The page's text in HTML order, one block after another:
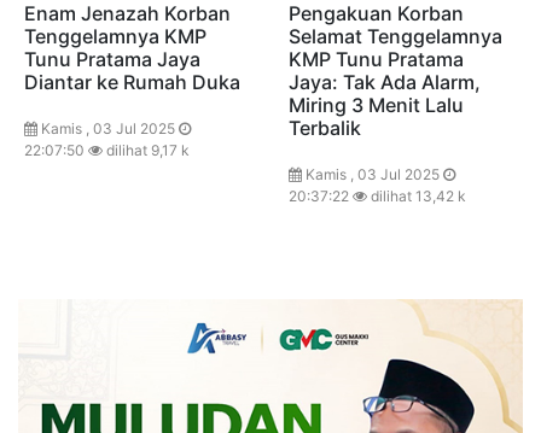
Enam Jenazah Korban
Tenggelamnya KMP
Tunu Pratama Jaya
Diantar ke Rumah Duka
Kamis , 03 Jul 2025
22:07:50
dilihat 9,17 k
Pengakuan Korban
Selamat Tenggelamnya
KMP Tunu Pratama
Jaya: Tak Ada Alarm,
Miring 3 Menit Lalu
Terbalik
Kamis , 03 Jul 2025
20:37:22
dilihat 13,42 k